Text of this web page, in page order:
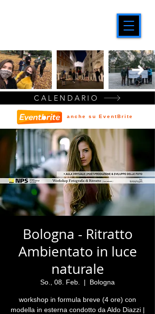
Bologna - Ritratto
Ambientato in luce
naturale
So., 08. Feb.
  |
Bologna
workshop in formula breve (4 ore) con
modella in esterna condotto da Aldo Diazzi |
CALENDARIO
anche su EventBrite